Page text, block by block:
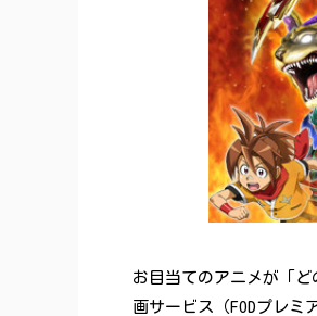
お目当てのアニメが「
画サービス（FODプレ